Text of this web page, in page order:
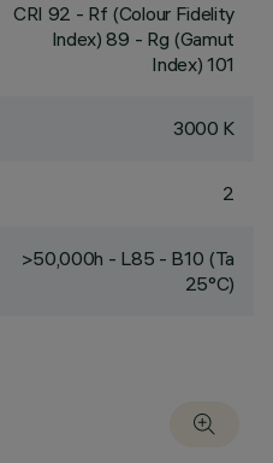
CRI 92 - Rf (Colour Fidelity
Index) 89 - Rg (Gamut
Index) 101
3000 K
2
>50,000h - L85 - B10 (Ta
25°C)